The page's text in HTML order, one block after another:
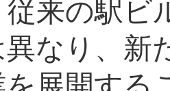
来の駅ビ
なり、新